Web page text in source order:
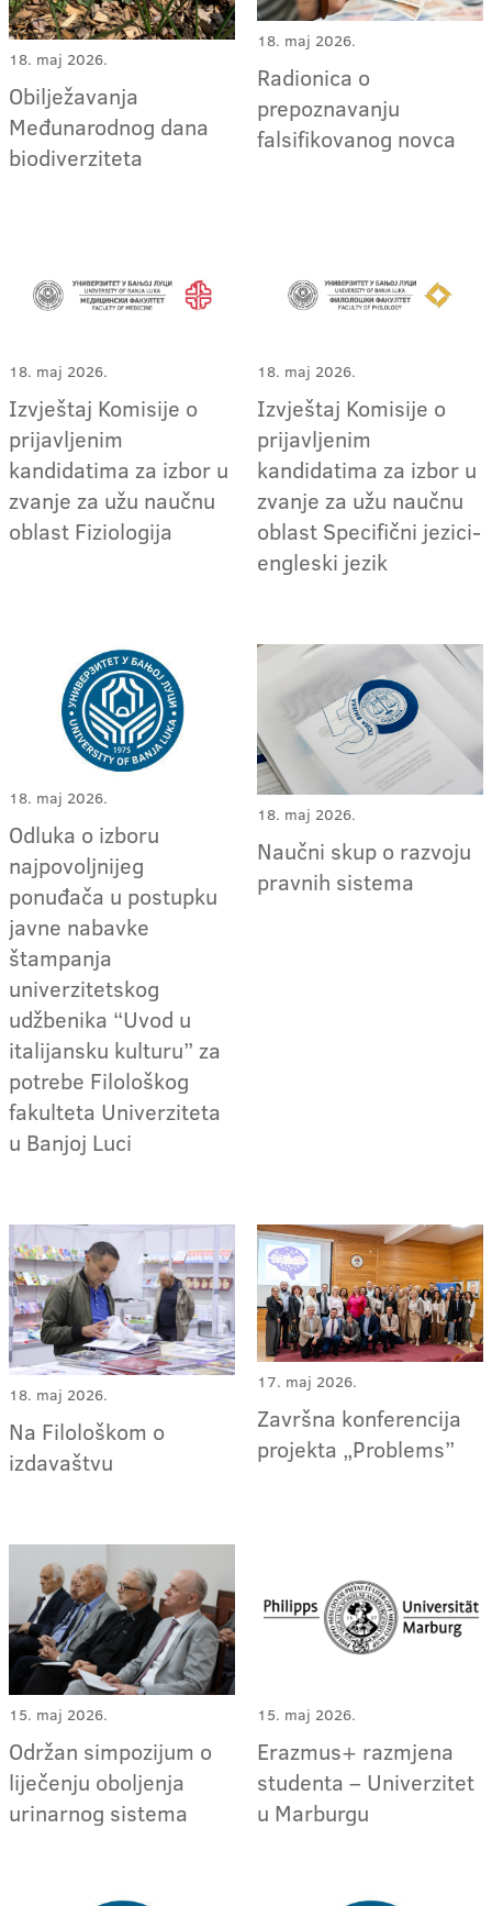
18. maj 2026.
Obilježavanja
Međunarodnog dana
biodiverziteta
18. maj 2026.
Radionica o
prepoznavanju
falsifikovanog novca
18. maj 2026.
Izvještaj Komisije o
prijavljenim
kandidatima za izbor u
zvanje za užu naučnu
oblast Fiziologija
18. maj 2026.
Izvještaj Komisije o
prijavljenim
kandidatima za izbor u
zvanje za užu naučnu
oblast Specifični jezici-
engleski jezik
18. maj 2026.
Odluka o izboru
najpovoljnijeg
ponuđača u postupku
javne nabavke
štampanja
univerzitetskog
udžbenika “Uvod u
italijansku kulturu” za
potrebe Filološkog
fakulteta Univerziteta
u Banjoj Luci
18. maj 2026.
Naučni skup o razvoju
pravnih sistema
18. maj 2026.
Na Filološkom o
izdavaštvu
17. maj 2026.
Završna konferencija
projekta „Problems”
15. maj 2026.
Održan simpozijum o
liječenju oboljenja
urinarnog sistema
15. maj 2026.
Erazmus+ razmjena
studenta – Univerzitet
u Marburgu